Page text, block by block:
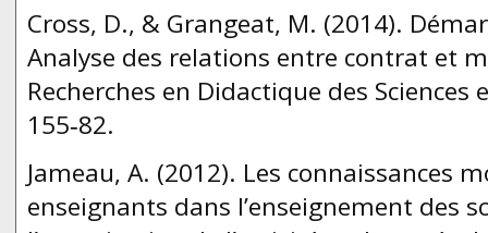
Cross, D., & Grangeat, M. (2014).
Analyse des relations entre contrat et
Recherches en Didactique des Sciences
155‑82.
Jameau, A. (2012). Les connaissances
enseignants dans l’enseignement des